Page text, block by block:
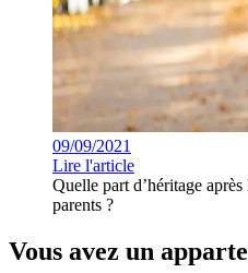
09/09/2021
Lire l'article
Quelle part d’héritage après
parents ?
Vous avez un